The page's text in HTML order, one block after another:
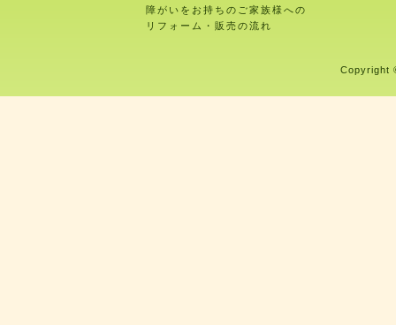
障がいをお持ちのご家族様への
リフォーム・販売の流れ
Copyright